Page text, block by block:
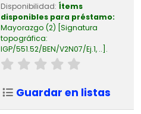
Disponibilidad: Ítems
disponibles para préstamo:
Mayorazgo (2) Signatura
topográfica:
IGP/551.52/BEN/V2N07/Ej.1, .. .
Guardar en listas